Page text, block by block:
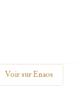
Voir sur Enaos